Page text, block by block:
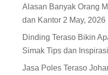
Alasan Banyak Orang
dan Kantor 2 May, 2026
Dinding Teraso Bikin
Simak Tips dan
Jasa Poles Teraso